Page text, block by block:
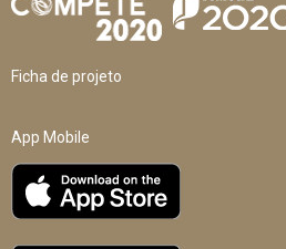
Ficha de projeto
App Mobile